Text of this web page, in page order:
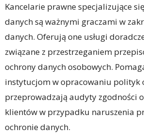
Kancelarie prawne specjalizujące
danych są ważnymi graczami w
danych. Oferują one usługi
związane z przestrzeganiem
ochrony danych osobowych.
instytucjom w opracowaniu polityk
przeprowadzają audyty zgodności
klientów w przypadku naruszenia
ochronie danych.